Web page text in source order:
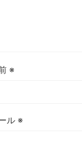
※
ル ※